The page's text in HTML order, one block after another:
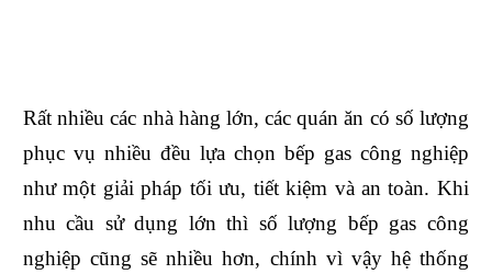
Rất nhiều các nhà hàng lớn, các quán ăn có số lượng
phục vụ nhiều đều lựa chọn bếp gas công nghiệp
như một giải pháp tối ưu, tiết kiệm và an toàn. Khi
nhu cầu sử dụng lớn thì số lượng bếp gas công
nghiệp cũng sẽ nhiều hơn, chính vì vậy hệ thống